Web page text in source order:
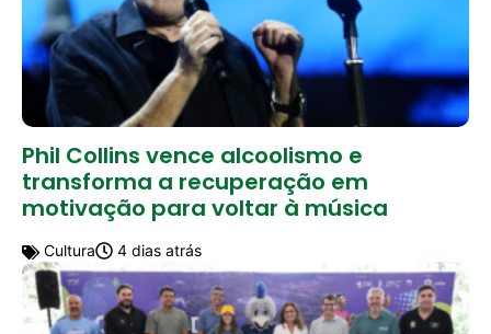
Phil Collins vence alcoolismo e
transforma a recuperação em
motivação para voltar à música
Cultura 4 dias atrás